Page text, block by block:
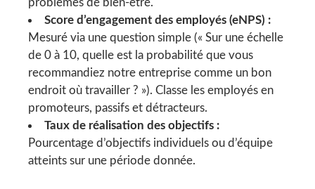
problèmes de bien-être.
Score d’engagement des employés (eNPS) :
Mesuré via une question simple (« Sur une échelle
de 0 à 10, quelle est la probabilité que vous
recommandiez notre entreprise comme un bon
endroit où travailler ? »). Classe les employés en
promoteurs, passifs et détracteurs.
Taux de réalisation des objectifs :
Pourcentage d’objectifs individuels ou d’équipe
atteints sur une période donnée.